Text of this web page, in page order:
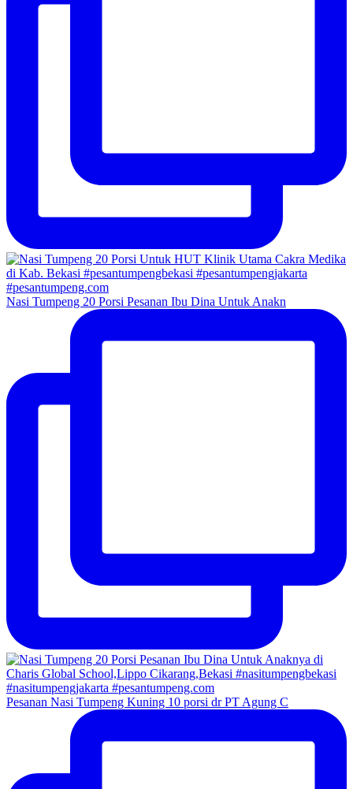
Nasi Tumpeng 20 Porsi Pesanan Ibu Dina Untuk Anakn
Pesanan Nasi Tumpeng Kuning 10 porsi dr PT Agung C